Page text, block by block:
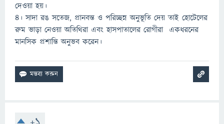
দেওয়া হয়।
৪। সাদা রঙ সতেজ, প্রানবন্ত ও পরিচ্ছন্ন অনুভূতি দেয় তাই হোটেলের
রুম ভাড়া নেওয়া অতিথিরা এবং হাসপাতালের রোগীরা একধরনের
মানসিক প্রশান্তি অনুভব করেন।